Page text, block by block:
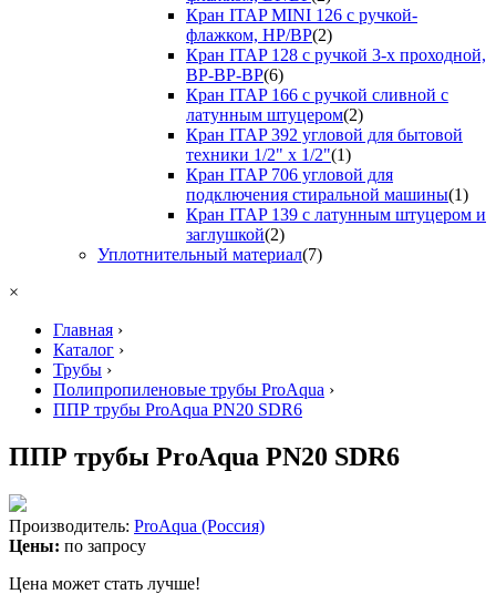
Кран ITAP MINI 126 с ручкой-
флажком, НР/ВР(2)
Кран ITAP 128 с ручкой 3-х проходной,
ВР-ВР-ВР(6)
Кран ITAP 166 с ручкой сливной с
латунным штуцером(2)
Кран ITAP 392 угловой для бытовой
техники 1/2" х 1/2"(1)
Кран ITAP 706 угловой для
подключения стиральной машины(1)
Кран ITAP 139 с латунным штуцером и
заглушкой(2)
Уплотнительный материал(7)
×
Главная ›
Каталог ›
Трубы ›
Полипропиленовые трубы ProAqua ›
ППР трубы ProAqua PN20 SDR6
ППР трубы ProAqua PN20 SDR6
Производитель: ProAqua (Россия)
Цены: по запросу
Цена может стать лучше!